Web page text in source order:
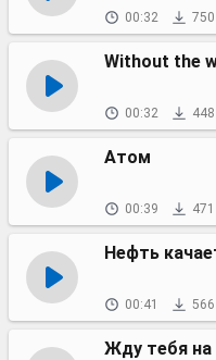
00:32 750
Without the
00:32 448
Атом
00:39 471
Нефть
00:41 566
Жду тебя на